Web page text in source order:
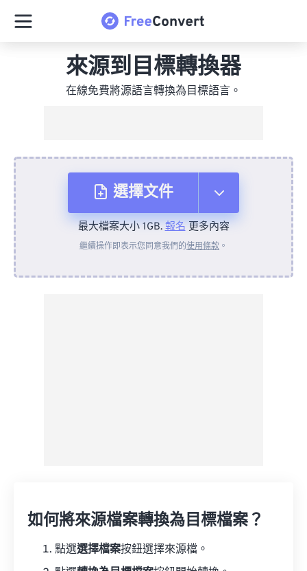
來源到目標轉換器
在線免費將源語言轉換為目標語言。
選擇文件
來自裝置
最大檔案大小 1GB.報名更多內容
繼續操作即表示您同意我們的使用條款 。
如何將來源檔案轉換為目標檔案？
點選選擇檔案按鈕選擇來源檔。